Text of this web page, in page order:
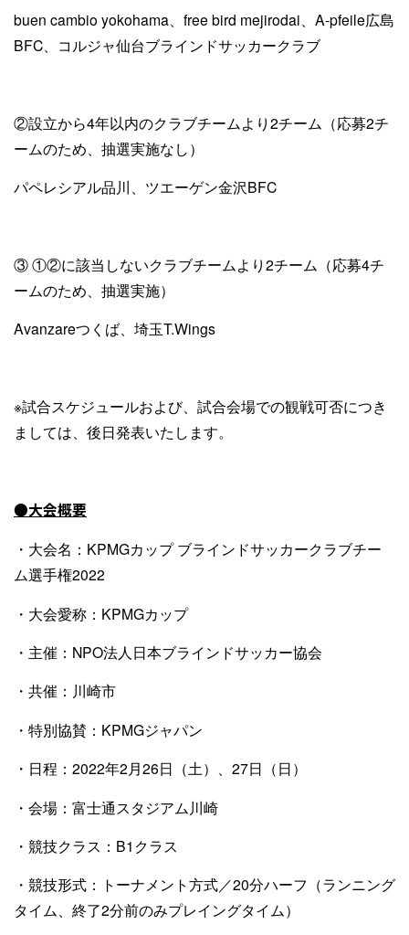
buen cambio yokohama、free bird mejirodai、A-pfeile広島
BFC、コルジャ仙台ブラインドサッカークラブ
②設立から4年以内のクラブチームより2チーム（応募2チ
ームのため、抽選実施なし）
パペレシアル品川、ツエーゲン金沢BFC
③ ①②に該当しないクラブチームより2チーム（応募4チ
ームのため、抽選実施）
Avanzareつくば、埼玉T.Wings
※試合スケジュールおよび、試合会場での観戦可否につき
ましては、後日発表いたします。
●大会概要
・大会名：KPMGカップ ブラインドサッカークラブチー
ム選手権2022
・大会愛称：KPMGカップ
・主催：NPO法人日本ブラインドサッカー協会
・共催：川崎市
・特別協賛：KPMGジャパン
・日程：2022年2月26日（土）、27日（日）
・会場：富士通スタジアム川崎
・競技クラス：B1クラス
・競技形式：トーナメント方式／20分ハーフ（ランニング
タイム、終了2分前のみプレイングタイム）